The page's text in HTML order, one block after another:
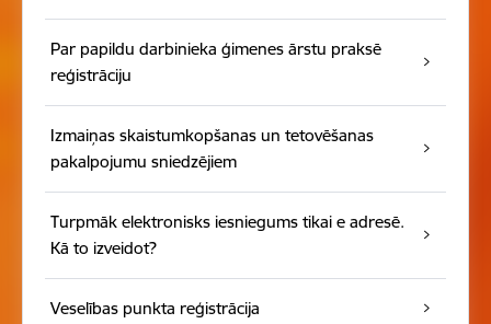
Par papildu darbinieka ģimenes ārstu praksē
reģistrāciju
Izmaiņas skaistumkopšanas un tetovēšanas
pakalpojumu sniedzējiem
Turpmāk elektronisks iesniegums tikai e adresē.
Kā to izveidot?
Veselības punkta reģistrācija